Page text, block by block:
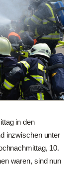
in den
inzwischen unter
10.
waren, sind nun